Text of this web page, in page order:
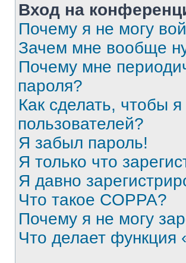
Вход на
Почему я не могу
Зачем мне вообще
Почему мне
пароля?
Как сделать, чтобы
пользователей?
Я забыл пароль!
Я только что
Я давно
Что такое COPPA?
Почему я не могу
Что делает функция